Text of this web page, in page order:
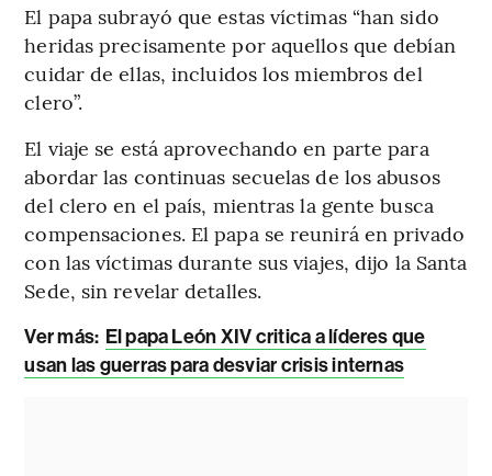
El papa subrayó que estas víctimas “han sido
heridas precisamente por aquellos que debían
cuidar de ellas, incluidos los miembros del
clero”.
El viaje se está aprovechando en parte para
abordar las continuas secuelas de los abusos
del clero en el país, mientras la gente busca
compensaciones. El papa se reunirá en privado
con las víctimas durante sus viajes, dijo la Santa
Sede, sin revelar detalles.
Ver más: El papa León XIV critica a líderes que
usan las guerras para desviar crisis internas